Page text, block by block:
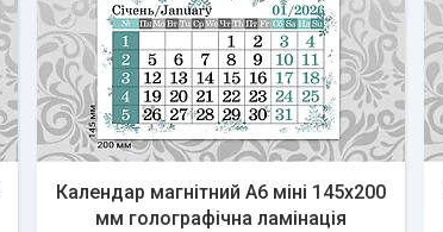
Календар магнітний А6 міні 145х200
мм голографічна ламінація